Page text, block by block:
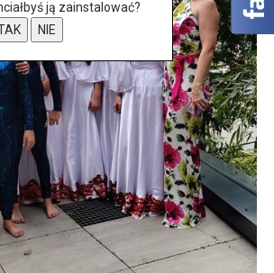
ją zainstalować?
NIE